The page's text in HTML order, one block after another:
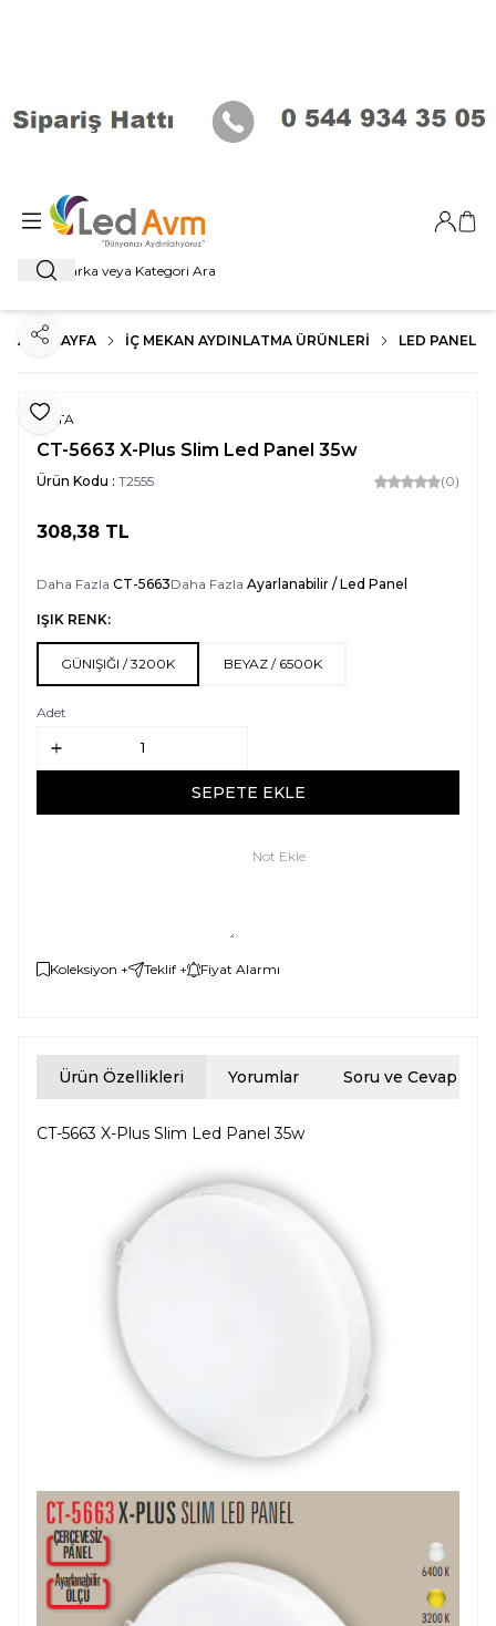
Ara
Giriş
ANA SAYFA İÇ MEKAN AYDINLATMA ÜRÜNLERI LED PANEL
Favoriye Ekle
Paylaş
CATA
CT-5663 X-Plus Slim Led Panel 35w
Ürün Kodu : T2555 (0)
308,38 TL
Daha Fazla CT-5663Daha Fazla Ayarlanabilir / Led Panel
IŞIK RENK:
GÜNIŞIĞI / 3200K BEYAZ / 6500K
Adet
SEPETE EKLE
Not Ekle
Koleksiyon + Teklif + Fiyat Alarmı
Ürün Özellikleri Yorumlar Soru ve Cevap
CT-5663 X-Plus Slim Led Panel 35w